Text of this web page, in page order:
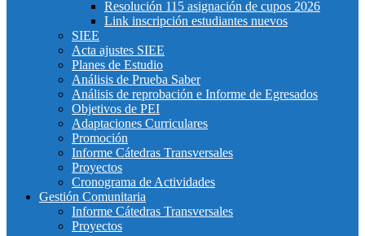
Resolución 115 asignación de cupos 2026
Link inscripción estudiantes nuevos
SIEE
Acta ajustes SIEE
Planes de Estudio
Análisis de Prueba Saber
Análisis de reprobación e Informe de Egresados
Objetivos de PEI
Adaptaciones Curriculares
Promoción
Informe Cátedras Transversales
Proyectos
Cronograma de Actividades
Gestión Comunitaria
Informe Cátedras Transversales
Proyectos